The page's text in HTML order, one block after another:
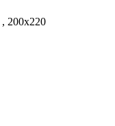
, 200х220